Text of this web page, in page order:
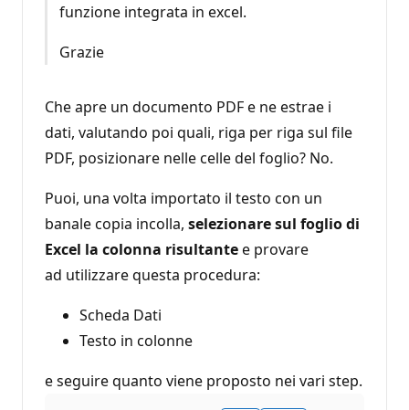
funzione integrata in excel.
Grazie
Che apre un documento PDF e ne estrae i
dati, valutando poi quali, riga per riga sul file
PDF, posizionare nelle celle del foglio? No.
Puoi, una volta importato il testo con un
banale copia incolla, selezionare sul foglio di
Excel la colonna risultantee provare
ad utilizzare questa procedura:
Scheda Dati
Testo in colonne
e seguire quanto viene proposto nei vari step.